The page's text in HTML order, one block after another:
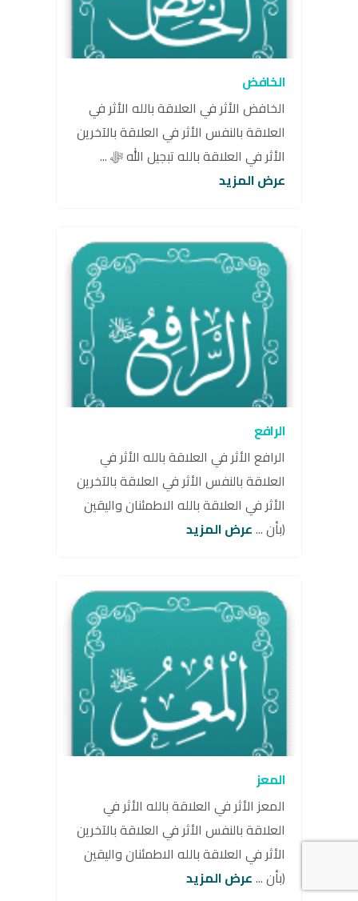
الخافض
الخافض الأثر في العلاقة بالله الأثر في
العلاقة بالنفس الأثر في العلاقة بالآخرين
الأثر في العلاقة بالله تبجيل الله ﷻ ...
عرض المزيد
الرافع
الرافع الأثر في العلاقة بالله الأثر في
العلاقة بالنفس الأثر في العلاقة بالآخرين
الأثر في العلاقة بالله الاطمئنان واليقين
(بأن ...عرض المزيد
المعز
المعز الأثر في العلاقة بالله الأثر في
العلاقة بالنفس الأثر في العلاقة بالآخرين
الأثر في العلاقة بالله الاطمئنان واليقين
(بأن ...عرض المزيد